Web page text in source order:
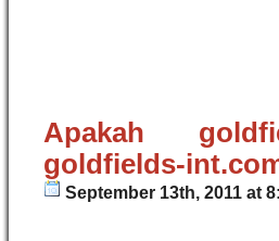
Apakah
goldfields-
September 13th, 2011 at